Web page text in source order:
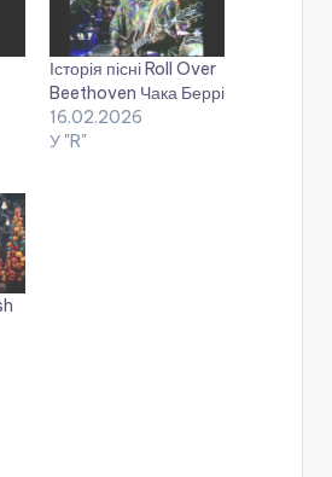
Історія пісні Roll Over
Beethoven Чака Беррі
16.02.2026
У "R"